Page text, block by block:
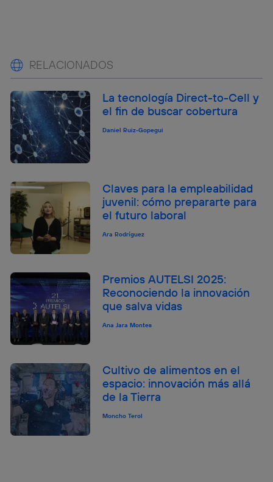
RELACIONADOS
La tecnología Direct-to-Cell y
el fin de buscar cobertura
Daniel Ruiz-Gopegui
Claves para la empleabilidad
juvenil: cómo prepararte para
el futuro laboral
Ara Rodríguez
Premios AUTELSI 2025:
Reconociendo la innovación
que salva vidas
Ana Jara Montes
Cultivo de alimentos en el
espacio: innovación más allá
de la Tierra
Moncho Terol